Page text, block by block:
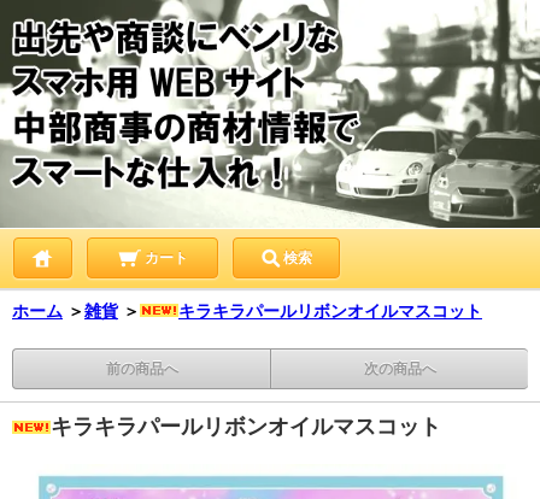
カート 検索
ホーム ＞雑貨 ＞ キラキラパールリボンオイルマスコット
前の商品へ 次の商品へ
キラキラパールリボンオイルマスコット